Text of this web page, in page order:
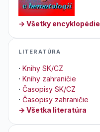
→ Všetky encyklopédie
LITERATÚRA
· Knihy SK/CZ
· Knihy zahraničie
· Časopisy SK/CZ
· Časopisy zahraničie
→ Všetka literatúra